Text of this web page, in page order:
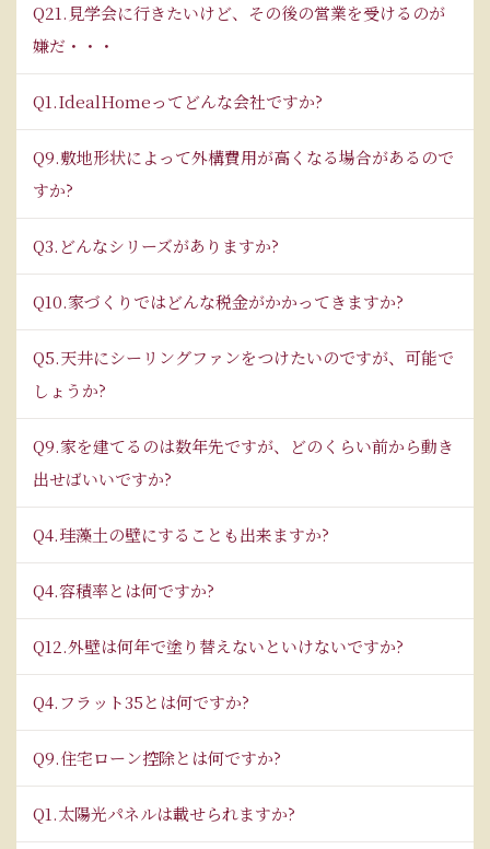
Q21.見学会に行きたいけど、その後の営業を受けるのが
嫌だ・・・
Q1.IdealHomeってどんな会社ですか?
Q9.敷地形状によって外構費用が高くなる場合があるので
すか?
Q3.どんなシリーズがありますか?
Q10.家づくりではどんな税金がかかってきますか?
Q5.天井にシーリングファンをつけたいのですが、可能で
しょうか?
Q9.家を建てるのは数年先ですが、どのくらい前から動き
出せばいいですか?
Q4.珪藻土の壁にすることも出来ますか?
Q4.容積率とは何ですか?
Q12.外壁は何年で塗り替えないといけないですか?
Q4.フラット35とは何ですか?
Q9.住宅ローン控除とは何ですか?
Q1.太陽光パネルは載せられますか?